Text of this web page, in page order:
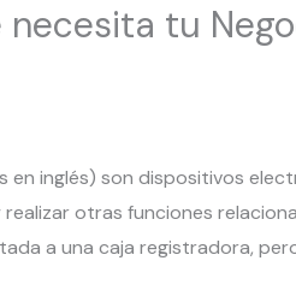
necesita tu
en inglés) son dispositivos
otras funciones
a una caja registradora,